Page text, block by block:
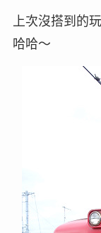
上次沒搭到的
哈哈～